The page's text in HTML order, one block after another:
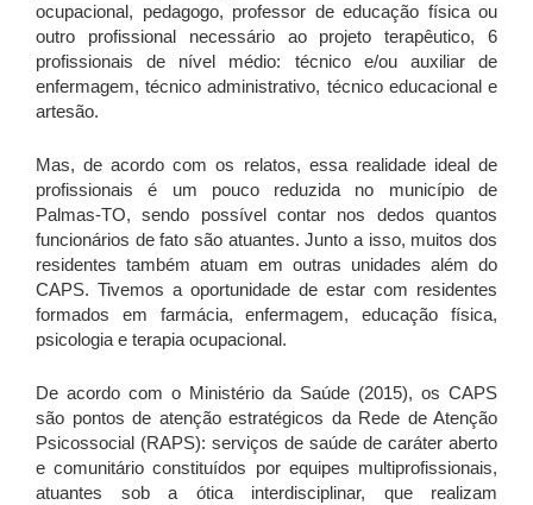
ocupacional, pedagogo, professor de educação física ou
outro profissional necessário ao projeto terapêutico, 6
profissionais de nível médio: técnico e/ou auxiliar de
enfermagem, técnico administrativo, técnico educacional e
artesão.
Mas, de acordo com os relatos, essa realidade ideal de
profissionais é um pouco reduzida no município de
Palmas-TO, sendo possível contar nos dedos quantos
funcionários de fato são atuantes. Junto a isso, muitos dos
residentes também atuam em outras unidades além do
CAPS. Tivemos a oportunidade de estar com residentes
formados em farmácia, enfermagem, educação física,
psicologia e terapia ocupacional.
De acordo com o Ministério da Saúde (2015), os CAPS
são pontos de atenção estratégicos da Rede de Atenção
Psicossocial (RAPS): serviços de saúde de caráter aberto
e comunitário constituídos por equipes multiprofissionais,
atuantes sob a ótica interdisciplinar, que realizam